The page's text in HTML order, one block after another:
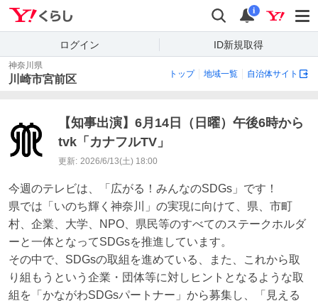
検索 通知
i
ログイン ID新規取得
神奈川県
川崎市宮前区 トップ 地域一覧 自治体サイト
【知事出演】6月14日（日曜）午後6時から
tvk「カナフルTV」
更新: 2026/6/13(土) 18:00
今週のテレビは、「広がる！みんなのSDGs」です！
県では「いのち輝く神奈川」の実現に向けて、県、市町
村、企業、大学、NPO、県民等のすべてのステークホルダ
ーと一体となってSDGsを推進しています。
その中で、SDGsの取組を進めている、また、これから取
り組もうという企業・団体等に対しヒントとなるような取
組を「かながわSDGsパートナー」から募集し、「見える